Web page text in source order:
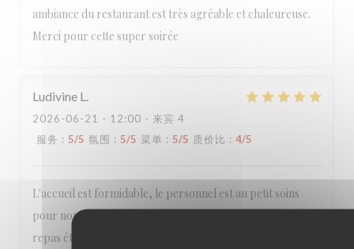
ambiance du restaurant est très agréable et chaleureuse.
Merci pour cette super soirée
Ludivine L
2026-06-21 - 12:00 - 来宾 4
服务 : 5/5 氛围 : 5/5 菜单 : 5/5 质价比 : 4/5
L'accueil est formidable, le personnel est au petit soins
pour nous. Nous avons passé un très bon moment. Le
repas était excellent. Nous reviendrons